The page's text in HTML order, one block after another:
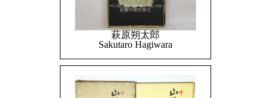
萩原朔太郎
Sakutaro Hagiwara